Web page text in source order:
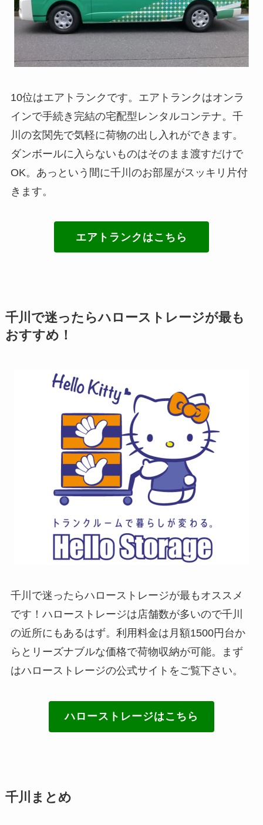
10位はエアトランクです。エアトランクはオンラ
インで手続き完結の宅配型レンタルコンテナ。千
川の玄関先で気軽に荷物の出し入れができます。
ダンボールに入らないものはそのまま渡すだけで
OK。あっという間に千川のお部屋がスッキリ片付
きます。
エアトランクはこちら
千川で迷ったらハローストレージが最も
おすすめ！
千川で迷ったらハローストレージが最もオススメ
です！ハローストレージは店舗数が多いので千川
の近所にもあるはず。利用料金は月額1500円台か
らとリーズナブルな価格で荷物収納が可能。まず
はハローストレージの公式サイトをご覧下さい。
ハローストレージはこちら
千川まとめ